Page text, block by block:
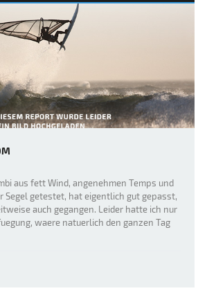
aus fett Wind, angenehmen Temps und
Segel getestet, hat eigentlich gut gepasst,
auch gegangen. Leider hatte ich nur
waere natuerlich den ganzen Tag